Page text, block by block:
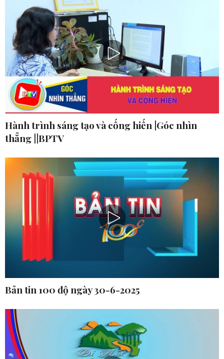
Hành trình sáng tạo và cống hiến |Góc nhìn
thẳng ||BPTV
Bản tin 100 độ ngày 30-6-2025